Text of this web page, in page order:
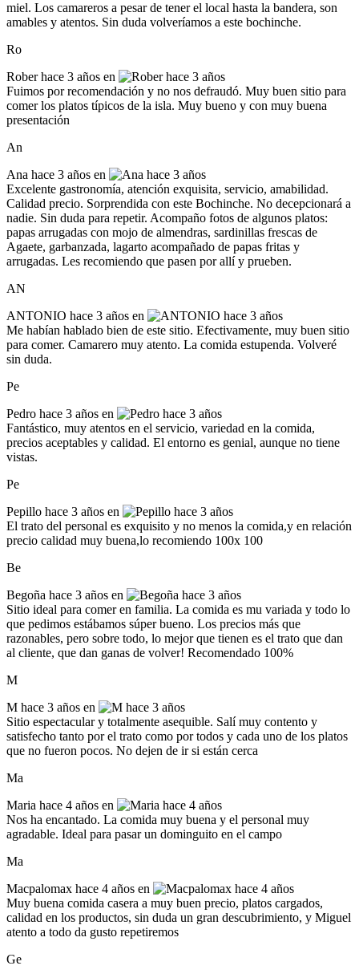
miel. Los camareros a pesar de tener el local hasta la bandera, son
amables y atentos. Sin duda volveríamos a este bochinche.
Ro
Rober hace 3 años en
Fuimos por recomendación y no nos defraudó. Muy buen sitio para
comer los platos típicos de la isla. Muy bueno y con muy buena
presentación
An
Ana hace 3 años en
Excelente gastronomía, atención exquisita, servicio, amabilidad.
Calidad precio. Sorprendida con este Bochinche. No decepcionará a
nadie. Sin duda para repetir. Acompaño fotos de algunos platos:
papas arrugadas con mojo de almendras, sardinillas frescas de
Agaete, garbanzada, lagarto acompañado de papas fritas y
arrugadas. Les recomiendo que pasen por allí y prueben.
AN
ANTONIO hace 3 años en
Me habían hablado bien de este sitio. Efectivamente, muy buen sitio
para comer. Camarero muy atento. La comida estupenda. Volveré
sin duda.
Pe
Pedro hace 3 años en
Fantástico, muy atentos en el servicio, variedad en la comida,
precios aceptables y calidad. El entorno es genial, aunque no tiene
vistas.
Pe
Pepillo hace 3 años en
El trato del personal es exquisito y no menos la comida,y en relación
precio calidad muy buena,lo recomiendo 100x 100
Be
Begoña hace 3 años en
Sitio ideal para comer en familia. La comida es mu variada y todo lo
que pedimos estábamos súper bueno. Los precios más que
razonables, pero sobre todo, lo mejor que tienen es el trato que dan
al cliente, que dan ganas de volver! Recomendado 100%
M
M hace 3 años en
Sitio espectacular y totalmente asequible. Salí muy contento y
satisfecho tanto por el trato como por todos y cada uno de los platos
que no fueron pocos. No dejen de ir si están cerca
Ma
Maria hace 4 años en
Nos ha encantado. La comida muy buena y el personal muy
agradable. Ideal para pasar un dominguito en el campo
Ma
Macpalomax hace 4 años en
Muy buena comida casera a muy buen precio, platos cargados,
calidad en los productos, sin duda un gran descubrimiento, y Miguel
atento a todo da gusto repetiremos
Ge